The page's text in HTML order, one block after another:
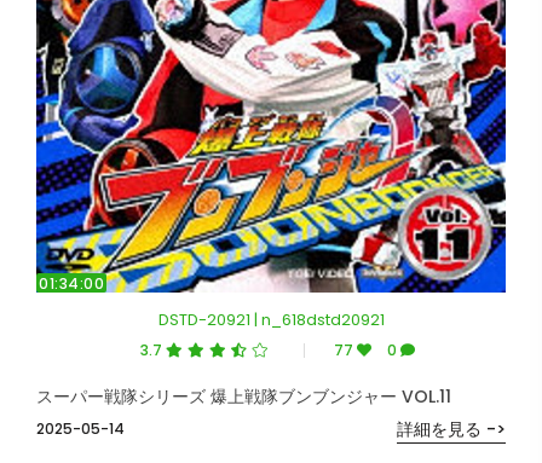
01:34:00
DSTD-20921 | n_618dstd20921
3.7 77 0
2025-05-14
スーパー戦隊シリーズ 爆上戦隊ブンブンジャー VOL.11
詳細を見る ->